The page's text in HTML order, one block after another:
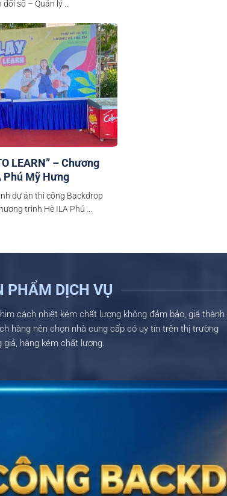
đổi số – Quản lý ...
LEARN” – Chương
Phú Mỹ Hưng
dự án thi công Backdrop
trình Hè ILA Phú ...
PHẨM DỊCH VỤ
cách nhiệt kém chất lượng không đảm bảo, giá
hàng nên chọn nhà cung cấp có uy tín trên thị trường
hàng kém chất lượng.